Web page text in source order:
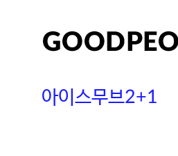
아이스무브2+1